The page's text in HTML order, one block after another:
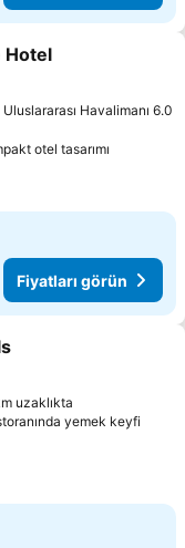
ekle
Hotel
Havalimanı 6.0
otel tasarımı
Fiyatları görün
ekle
uzaklıkta
yemek keyfi